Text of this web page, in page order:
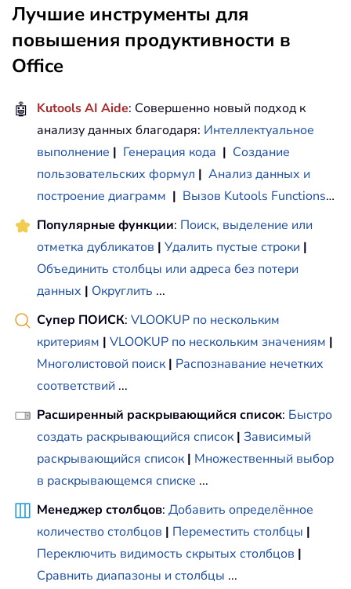
Лучшие инструменты для
повышения продуктивности в
Office
🤖 Kutools AI Aide: Совершенно новый подход к
анализу данных благодаря: Интеллектуальное
выполнение | Генерация кода | Создание
пользовательских формул | Анализ данных и
построение диаграмм | Вызов Kutools Functions…
Популярные функции: Поиск, выделение или
отметка дубликатов | Удалить пустые строки |
Объединить столбцы или адреса без потери
данных | Округлить ...
Супер ПОИСК: VLOOKUP по нескольким
критериям | VLOOKUP по нескольким значениям |
Многолистовой поиск | Распознавание нечетких
соответствий ...
Расширенный раскрывающийся список: Быстро
создать раскрывающийся список | Зависимый
раскрывающийся список | Множественный выбор
в раскрывающемся списке ...
Менеджер столбцов: Добавить определённое
количество столбцов | Переместить столбцы |
Переключить видимость скрытых столбцов |
Сравнить диапазоны и столбцы ...